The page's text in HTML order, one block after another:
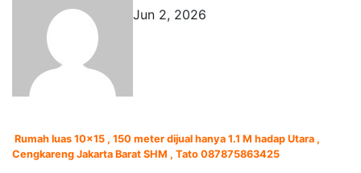
Jun 2, 2026
Rumah luas 10×15 , 150 meter dijual hanya 1.1 M hadap Utara ,
Cengkareng Jakarta Barat SHM , Tato 087875863425